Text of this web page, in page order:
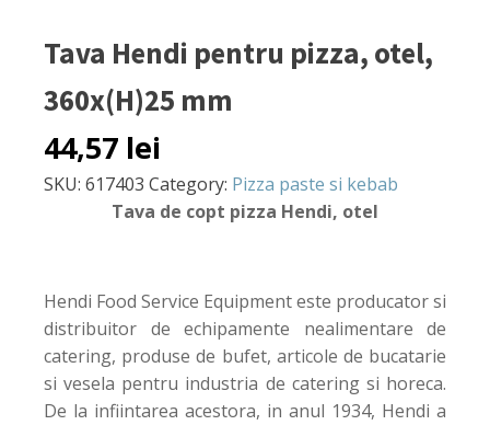
Tava Hendi pentru pizza, otel,
360x(H)25 mm
44,57 lei
SKU: 617403 Category: Pizza paste si kebab
Tava de copt pizza Hendi, otel
Hendi Food Service Equipment este producator si
distribuitor de echipamente nealimentare de
catering, produse de bufet, articole de bucatarie
si vesela pentru industria de catering si horeca.
De la infiintarea acestora, in anul 1934, Hendi a